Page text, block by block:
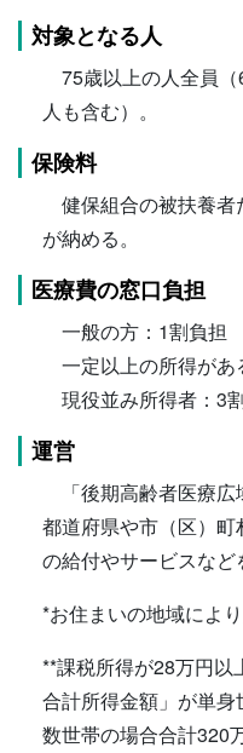
対象となる人
75歳以上の人全員（
人も含む）。
保険料
健保組合の被扶養者
が納める。
医療費の窓口負担
一般の方：1割負担
一定以上の所得があ
現役並み所得者：3
運営
「後期高齢者医療広
都道府県や市（区）
の給付やサービスなど
*お住まいの地域によ
**課税所得が28万円以
合計所得金額」が単
数世帯の場合合計320